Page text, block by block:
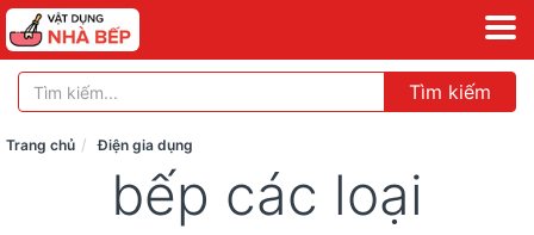
Tìm kiếm
Trang chủ Điện gia dụng
bếp các loại